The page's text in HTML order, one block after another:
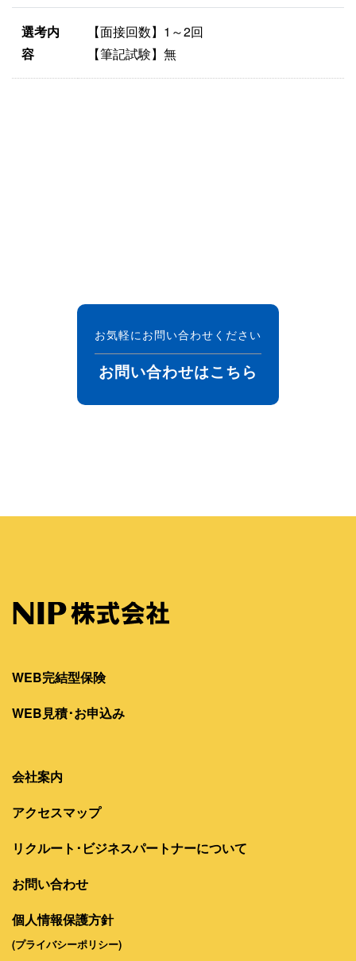
選考内
容
【面接回数】1～2回
【筆記試験】無
お気軽にお問い合わせください
お問い合わせはこちら
WEB完結型保険
WEB見積･お申込み
会社案内
アクセスマップ
リクルート･ビジネスパートナーについて
お問い合わせ
個人情報保護方針
(プライバシーポリシー)